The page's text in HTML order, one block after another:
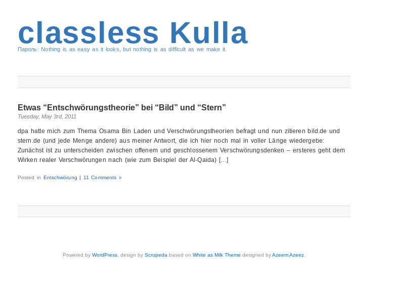
classless Kulla
Пароль: Nothing is as easy as it looks, but nothing is as difficult as we make it.
Etwas “Entschwörungstheorie” bei “Bild” und “Stern”
Tuesday, May 3rd, 2011
dpa hatte mich zum Thema Osama Bin Laden und Verschwörungstheorien befragt und nun zitieren bild.de und
stern.de (und jede Menge andere) aus meiner Antwort, die ich hier noch mal in voller Länge wiedergebe:
Zunächst ist zu unterscheiden zwischen offenem und geschlossenem Verschwörungsdenken – ersteres geht dem
Wirken realer Verschwörungen nach (wie zum Beispiel der Al-Qaida) […]
Posted in Entschwörung | 11 Comments »
Powered byWordPress , design byScrupeda based onWhite as Milk Theme designed byAzeem Azeez